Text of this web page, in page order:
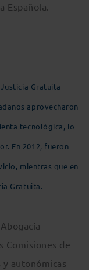
Española.
Gratuita
aprovecharon
tecnológica, lo
En 2012, fueron
mientras que en
Gratuita.
Comisiones de
autonómicas